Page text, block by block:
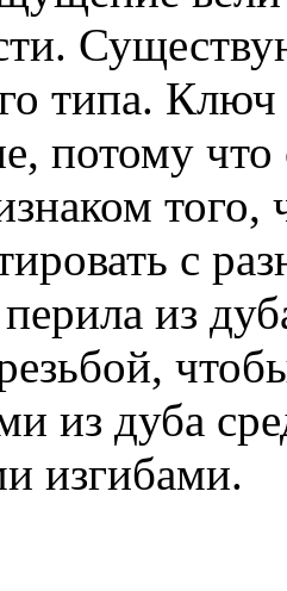
типа.
потому
того,
с
из
из дуба
изгибами.